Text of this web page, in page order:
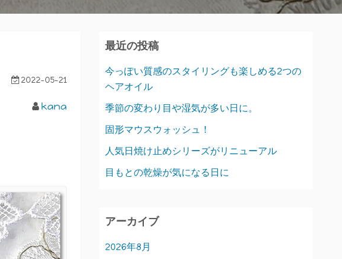
2022-05-21
kana
最近の投稿
今っぽい質感のスタイリングも楽しめる2つの
ヘアオイル
季節の変わり目や湿気が多い日に。
固形マウスウォッシュ！
人気日焼け止めシリーズがリニューアル
目もとの乾燥が気になる日に
アーカイブ
2026年8月